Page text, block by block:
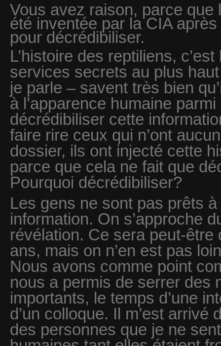
Vous avez raison, parce que
été inventée par la CIA
pour décrédibiliser.
L’histoire des reptiliens,
services secrets au plus
je parle – savent très bien
à l’apparence humaine
décrédibiliser cette
faire rire ceux qui n’ont
dossier, ils ont injecté cette
parce que cela ne fait que
Pourquoi décrédibiliser?
Les gens ne sont pas prêts
information. On s’approche
révélation. Ce sera peut-
ans, mais on n’en est pas
Nous avons comme point
nous a permis de serrer des
importants, le temps d’une
d’un colloque. Il m’est arrivé
des personnes que je ne